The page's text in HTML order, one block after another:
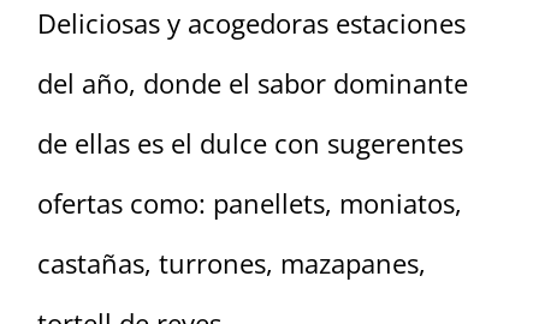
Deliciosas y acogedoras estaciones
del año, donde el sabor dominante
de ellas es el dulce con sugerentes
ofertas como: panellets, moniatos,
castañas, turrones, mazapanes,